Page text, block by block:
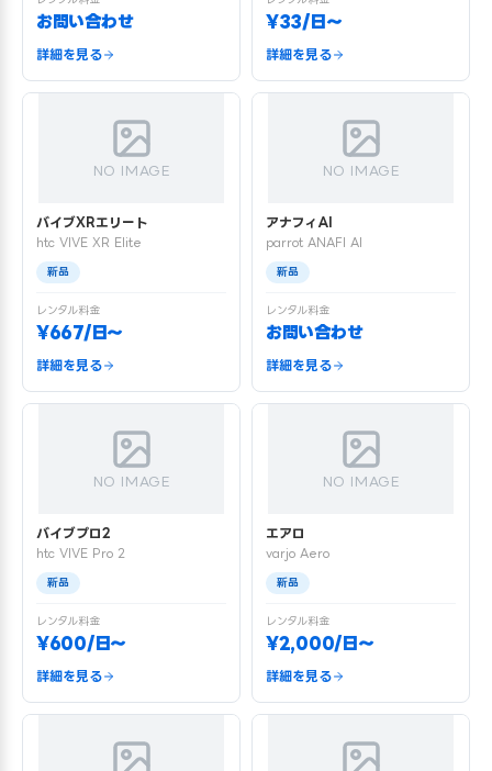
お問い合わせ
詳細を見る
¥33/日〜
詳細を見る
NO IMAGE
バイブXRエリート
htc VIVE XR Elite
新品
レンタル料金
¥667/日〜
詳細を見る
NO IMAGE
アナフィAI
parrot ANAFI AI
新品
レンタル料金
お問い合わせ
詳細を見る
NO IMAGE
バイブプロ2
htc VIVE Pro 2
新品
レンタル料金
¥600/日〜
詳細を見る
NO IMAGE
エアロ
varjo Aero
新品
レンタル料金
¥2,000/日〜
詳細を見る